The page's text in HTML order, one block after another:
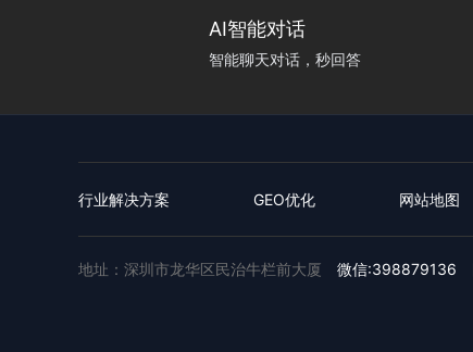
AI智能对话
智能聊天对话，秒回答
行业解决方案 GEO优化 网站地图
地址：深圳市龙华区民治牛栏前大厦 微信:398879136